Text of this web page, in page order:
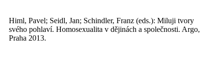
Himl, Pavel; Seidl, Jan; Schindler, Franz (eds.): Miluji tvory
svého pohlaví. Homosexualita v dějinách a společnosti. Argo,
Praha 2013.